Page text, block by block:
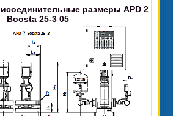
размеры APD 2
Boosta 25-3 05